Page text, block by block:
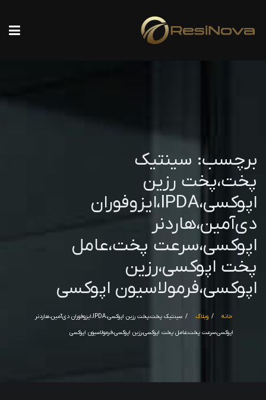
برچسب: سینتیک
پخت،پخت رزین
اپوکسی،IPDA،ایزوفوران
دی‌آمین،هاردنر
اپوکسی،سرعت پخت،عامل
پخت اپوکسی،رزین
اپوکسی،فرمولاسیون اپوکسی
خانه وبلاگ سینتیک پخت،پخت رزین اپوکسی،IPDA،ایزوفوران دی‌آمین،هاردنر
اپوکسی،سرعت پخت،عامل پخت اپوکسی،رزین اپوکسی،فرمولاسیون اپوکسی